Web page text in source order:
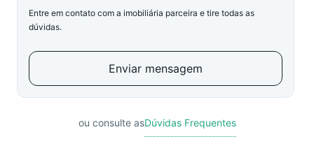
Entre em contato com a imobiliária parceira e tire todas as
dúvidas.
Enviar mensagem
ou consulte asDúvidas Frequentes